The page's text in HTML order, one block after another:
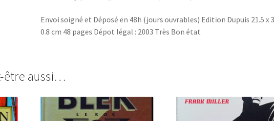
Envoi soigné et Déposé en 48h (jours ouvrables) Edition Dupuis 21.5 x
0.8 cm 48 pages Dépot légal : 2003 Très Bon état
être aussi…